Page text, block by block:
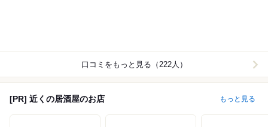
口コミをもっと見る（222人）
[PR] 近くの居酒屋のお店 もっと見る